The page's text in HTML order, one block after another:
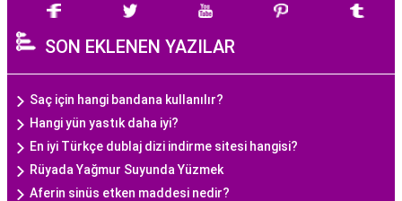
SON EKLENEN YAZILAR
Saç için hangi bandana kullanılır?
Hangi yün yastık daha iyi?
En iyi Türkçe dublaj dizi indirme sitesi hangisi?
Rüyada Yağmur Suyunda Yüzmek
Aferin sinüs etken maddesi nedir?